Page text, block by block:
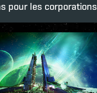
pour les corporations